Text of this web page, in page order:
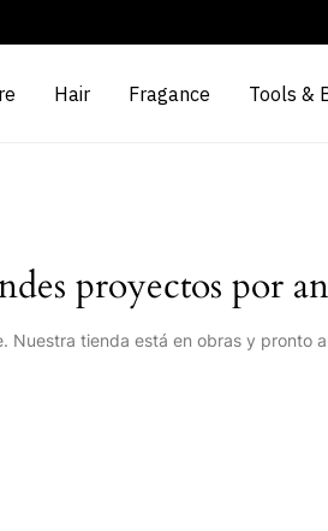
Hair Fragance Tools &
proyectos por
Nuestra tienda está en obras y pronto